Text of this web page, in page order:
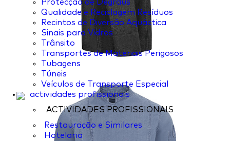
Protecção de Degraus
Qualidade e Reciclagem Resíduos
Recintos de Diversão Aquáctica
Sinais para Vidros
Trânsito
Transportes de Materiais Perigosos
Tubagens
Túneis
Veículos de Transporte Especial
actividades profissionais
ACTIVIDADES PROFISSIONAIS
Restauração e Similares
Hotelaria